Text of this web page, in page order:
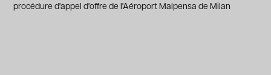
procédure d'appel d'offre de l'Aéroport Malpensa de Milan